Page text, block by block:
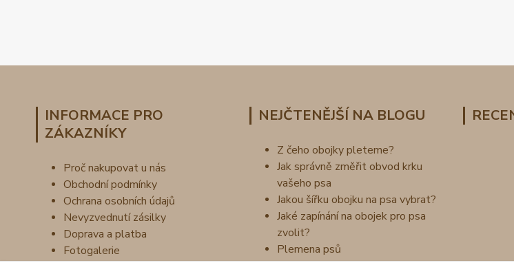
INFORMACE PRO
ZÁKAZNÍKY
Proč nakupovat u nás
Obchodní podmínky
Ochrana osobních údajů
Nevyzvednutí zásilky
Doprava a platba
Fotogalerie
NEJČTENĚJŠÍ NA BLOGU
Z čeho obojky pleteme?
Jak správně změřit obvod krku
vašeho psa
Jakou šířku obojku na psa vybrat?
Jaké zapínání na obojek pro psa
zvolit?
Plemena psů